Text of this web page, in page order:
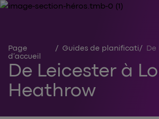
Page
d’accueil
/ Guides de planification
/
De Leicester à
Heathrow